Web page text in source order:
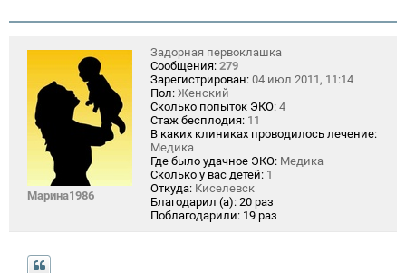
Марина1986
Задорная первоклашка
Сообщения: 279
Зарегистрирован: 04 июл 2011, 11:14
Пол: Женский
Сколько попыток ЭКО: 4
Стаж бесплодия: 11
В каких клиниках проводилось лечение:
Медика
Где было удачное ЭКО: Медика
Сколько у вас детей: 1
Откуда: Киселевск
Благодарил (а): 20 раз
Поблагодарили: 19 раз